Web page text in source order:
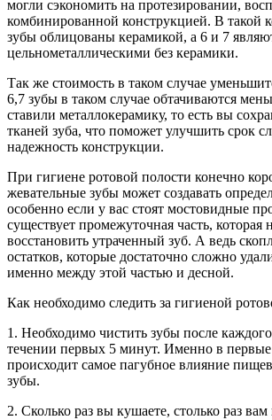
могли сэкономить на протезировании,
комбинированной конструкцией. В такой
зубы облицованы керамикой, а 6 и 7
цельнометаллическими без керамики.
Так же стоимость в таком случае
6,7 зубы в таком случае обтачиваются
ставили металлокерамику, то есть вы
тканей зуба, что поможет улучшить срок
надежность конструкции.
При гигиене ротовой полости конечно
жевательные зубы может создавать
особенно если у вас стоят мостовидные
существует промежуточная часть, которая
восстановить утраченный зуб. А ведь
остатков, которые достаточно сложно
именно между этой частью и десной.
Как необходимо следить за гигиеной
1. Необходимо чистить зубы после
течении первых 5 минут. Именно в
происходит самое пагубное влияние
зубы.
2. Сколько раз вы кушаете, столько раз вам